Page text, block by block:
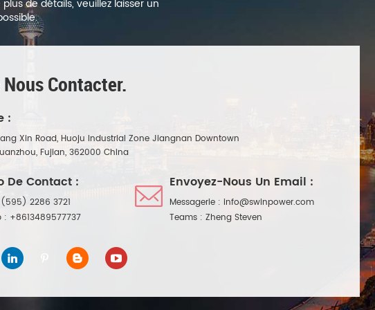
de détails, veuillez laisser un
Contacter.
:
Xin Road, Huoju Industrial Zone Jiangnan Downtown
Fujian, 362000 China
De Contact :
2286 3721
: +8613489577737
Envoyez-Nous Un Email :
Messagerie : info@swinpower.com
Teams : Zheng Steven